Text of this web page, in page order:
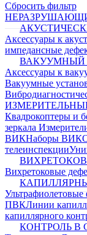
Сбросить фильтр
Аксессуары к
импедансные
ВАКУУМНЫЙ
Аксессуары к
Вакуумные
Квадрокоптеры и
зеркала
ВИКНаборы ВИК
телеинспекции
Вихретоковые
Ультрафиолетовые
ПВКЛинии
капиллярного
КОНТРОЛЬ В